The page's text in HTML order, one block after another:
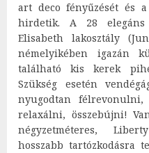
art deco fényűzését és
hirdetik. A 28 elegáns
Elisabeth lakosztály
némelyikében igazán
található kis kerek
Szükség esetén
nyugodtan
relaxálni, összebújni!
négyzetméteres,
hosszabb tartózkodásra